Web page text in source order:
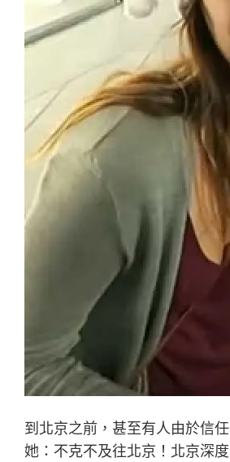
到北京之前，甚至有人由於信
她：不克不及往北京！北京深